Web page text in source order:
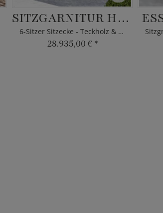
SITZGARNITUR HYBRID
6-Sitzer Sitzecke - Teckholz & Au
28.935,00 € *